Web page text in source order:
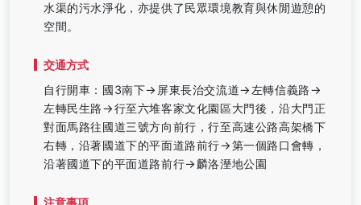
水渠的污水淨化，亦提供了民眾環境教育與休閒遊憩的
空間。
交通方式
自行開車：國3南下→屏東長治交流道→左轉信義路→
左轉民生路→行至六堆客家文化園區大門後，沿大門正
對面馬路往國道三號方向前行，行至高速公路高架橋下
右轉，沿著國道下的平面道路前行→第一個路口會轉，
沿著國道下的平面道路前行→麟洛溼地公園